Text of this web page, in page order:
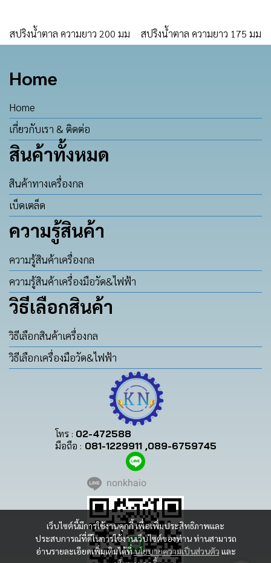
สปริงน้ำตาล ความยาว 200 มม สปริงน้ำตาล ความยาว 175 มม
เว็บไซต์นี้มีการใช้งานคุกกี้ เพื่อเพิ่มประสิทธิภาพและ
ประสบการณ์ที่ดีในการใช้งานเว็บไซต์ของท่าน ท่านสามารถ
อ่านรายละเอียดเพิ่มเติมได้ที่นโยบายความเป็นส่วนตัว และ
Home
Home
เกี่ยวกับเรา & ติดต่อ
สินค้าทั้งหมด
สินค้าทางเครื่องกล
เบ็ดเตล็ด
ความรู้สินค้า
ความรู้สินค้าเครื่องกล
ความรู้สินค้าเครื่องมือวัด&ไฟฟ้า
วิธีเลือกสินค้า
วิธีเลือกสินค้าเครื่องกล
วิธีเลือกเครื่องมือวัด&ไฟฟ้า
โทร : 02-472588
มือถือ : 081-1229911 ,089-6759745
nonkhaio